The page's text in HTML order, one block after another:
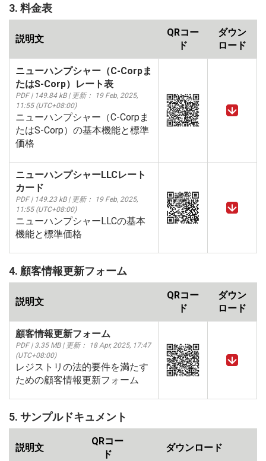
3. 料金表
説明文
QRコー
ド
ダウン
ロード
ニューハンプシャー（C-Corpま
たはS-Corp）レート表
PDF | 149.84 kB | 更新： 19 Feb, 2025,
11:55 (UTC+08:00)
ニューハンプシャー（C-Corpま
たはS-Corp）の基本機能と標準
価格
ニューハンプシャーLLCレート
カード
PDF | 149.23 kB | 更新： 19 Feb, 2025,
11:55 (UTC+08:00)
ニューハンプシャーLLCの基本
機能と標準価格
4. 顧客情報更新フォーム
説明文
QRコー
ド
ダウン
ロード
顧客情報更新フォーム
PDF | 3.35 MB | 更新： 18 Apr, 2025, 17:47
(UTC+08:00)
レジストリの法的要件を満たす
ための顧客情報更新フォーム
5. サンプルドキュメント
説明文
QRコー
ド
ダウンロード